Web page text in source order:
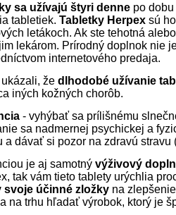
sa užívajú štyri denne po
tabletiek. Tabletky Herpex sú
letákoch. Ak ste tehotná
lekárom. Prírodný doplnok nie
internetového predaja.
že dlhodobé užívanie
iných kožných chorôb.
- vyhýbať sa prílišnému
sa nadmernej psychickej a
a dávať si pozor na zdravú
je aj samotný výživový
tak vám tieto tablety urýchlia
svoje účinné zložky na
na trhu hľadať výrobok, ktorý je